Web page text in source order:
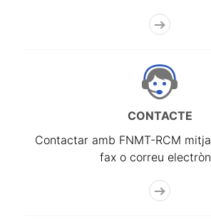
CONTACTE
Contactar amb FNMT-RCM
fax o correu